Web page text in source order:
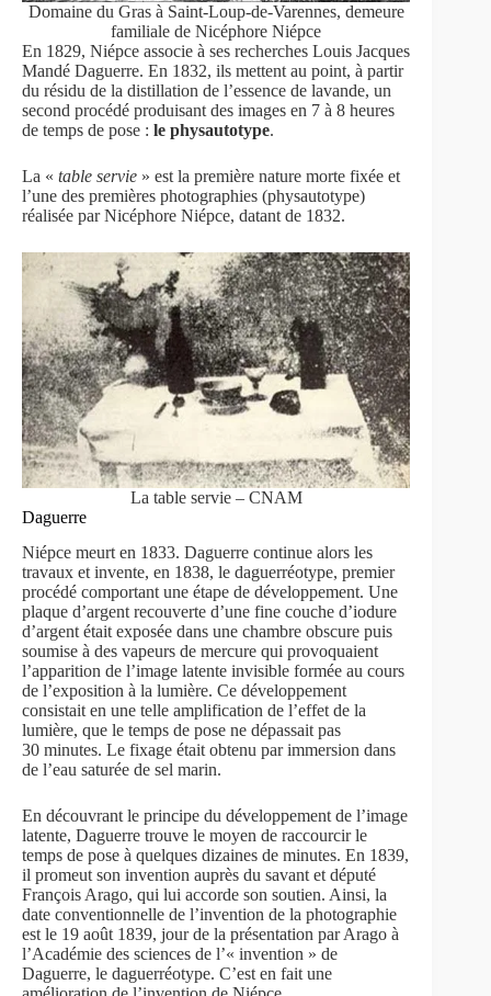
Domaine du Gras à Saint-Loup-de-Varennes, demeure
familiale de Nicéphore Niépce
En 1829, Niépce associe à ses recherches Louis Jacques
Mandé Daguerre. En 1832, ils mettent au point, à partir
du résidu de la distillation de l’essence de lavande, un
second procédé produisant des images en 7 à 8 heures
de temps de pose : le physautotype.
La « table servie » est la première nature morte fixée et
l’une des premières photographies (physautotype)
réalisée par Nicéphore Niépce, datant de 1832.
La table servie – CNAM
Daguerre
Niépce meurt en 1833. Daguerre continue alors les
travaux et invente, en 1838, le daguerréotype, premier
procédé comportant une étape de développement. Une
plaque d’argent recouverte d’une fine couche d’iodure
d’argent était exposée dans une chambre obscure puis
soumise à des vapeurs de mercure qui provoquaient
l’apparition de l’image latente invisible formée au cours
de l’exposition à la lumière. Ce développement
consistait en une telle amplification de l’effet de la
lumière, que le temps de pose ne dépassait pas
30 minutes. Le fixage était obtenu par immersion dans
de l’eau saturée de sel marin.
En découvrant le principe du développement de l’image
latente, Daguerre trouve le moyen de raccourcir le
temps de pose à quelques dizaines de minutes. En 1839,
il promeut son invention auprès du savant et député
François Arago, qui lui accorde son soutien. Ainsi, la
date conventionnelle de l’invention de la photographie
est le 19 août 1839, jour de la présentation par Arago à
l’Académie des sciences de l’« invention » de
Daguerre, le daguerréotype. C’est en fait une